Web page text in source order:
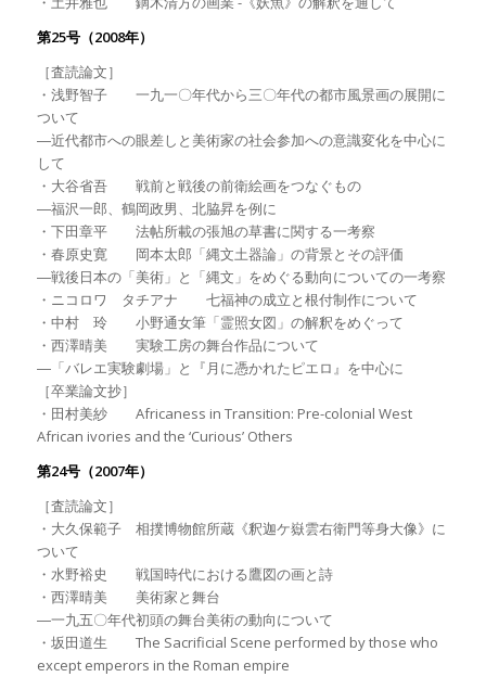
第25号（2008年）
［査読論文］
・浅野智子 一九一〇年代から三〇年代の都市風景画の展開に
ついて
―近代都市への眼差しと美術家の社会参加への意識変化を中心に
して
・大谷省吾 戦前と戦後の前衛絵画をつなぐもの
―福沢一郎、鶴岡政男、北脇昇を例に
・下田章平 法帖所載の張旭の草書に関する一考察
・春原史寛 岡本太郎「縄文土器論」の背景とその評価
―戦後日本の「美術」と「縄文」をめぐる動向についての一考察
・ニコロワ タチアナ 七福神の成立と根付制作について
・中村 玲 小野通女筆「霊照女図」の解釈をめぐって
・西澤晴美 実験工房の舞台作品について
―「バレエ実験劇場」と『月に憑かれたピエロ』を中心に
［卒業論文抄］
・田村美紗 Africaness in Transition: Pre-colonial West
African ivories and the ‘Curious’ Others
第24号（2007年）
［査読論文］
・大久保範子 相撲博物館所蔵《釈迦ケ嶽雲右衛門等身大像》に
ついて
・水野裕史 戦国時代における鷹図の画と詩
・西澤晴美 美術家と舞台
―一九五〇年代初頭の舞台美術の動向について
・坂田道生 The Sacrificial Scene performed by those who
except emperors in the Roman empire